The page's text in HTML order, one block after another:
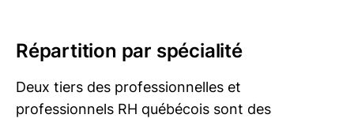
Répartition par spécialité
Deux tiers des professionnelles et
professionnels RH québécois sont des